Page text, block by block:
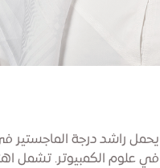
يحمل راشد درجة الماجستير
في علوم الكمبيوتر. تشمل